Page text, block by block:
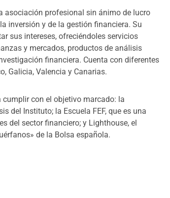
asociación profesional sin ánimo de lucro
inversión y de la gestión financiera. Su
sus intereses, ofreciéndoles servicios
y mercados, productos de análisis
financiera. Cuenta con diferentes
Galicia, Valencia y Canarias.
cumplir con el objetivo marcado: la
del Instituto; la Escuela FEF, que es una
del sector financiero; y Lighthouse, el
de la Bolsa española.